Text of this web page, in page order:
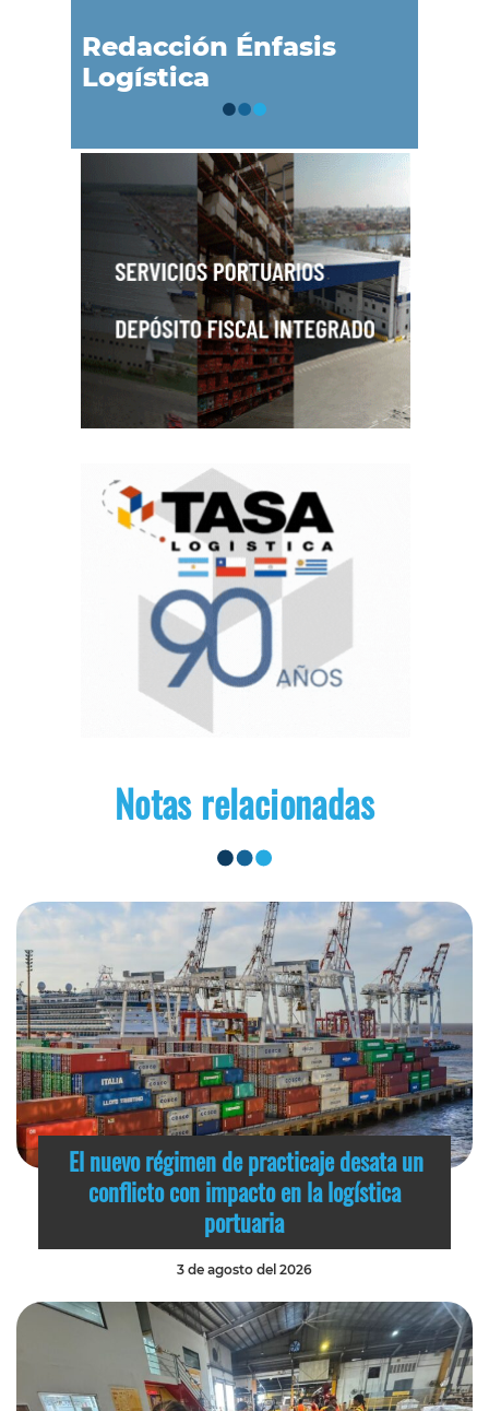
Redacción Énfasis
Logística
Notas relacionadas
El nuevo régimen de practicaje desata un
conflicto con impacto en la logística
portuaria
3 de agosto del 2026